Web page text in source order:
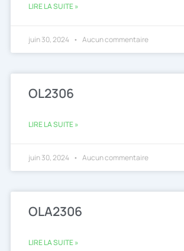
LIRE LA SUITE »
juin 30, 2024 Aucun commentaire
OL2306
LIRE LA SUITE »
juin 30, 2024 Aucun commentaire
OLA2306
LIRE LA SUITE »